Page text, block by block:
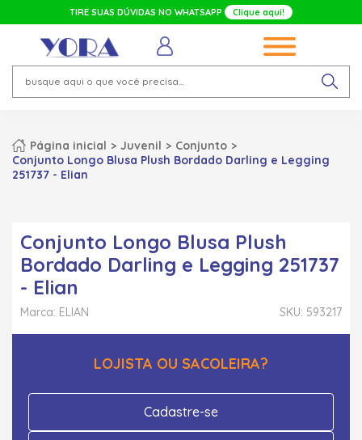
TIRE SUAS DÚVIDAS NO WHATSAPP Clique aqui!
Página inicial Juvenil
Conjunto
Conjunto Longo Blusa Plush Bordado Darling e Legging
251737 - Elian
Conjunto Longo Blusa Plush
Bordado Darling e Legging 251737
- Elian
SKU: 593217
Marca: ELIAN
LOJISTA OU SACOLEIRA?
Cadastre-se